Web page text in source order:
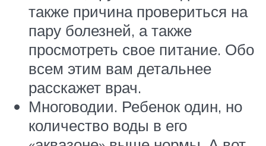
также причина провериться на
пару болезней, а также
просмотреть свое питание. Обо
всем этим вам детальнее
расскажет врач.
Многоводии. Ребенок один, но
количество воды в его